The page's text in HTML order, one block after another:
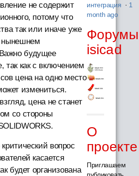
не содержит
потому что
так или иначе уже
нынешнем
будущее
так как с включением
цена на одно место
измениться.
цена не станет
со стороны
вопрос
касается
будет организована
интеграция · 1
month ago
Форумы
isicad
О
проекте
Приглашаем